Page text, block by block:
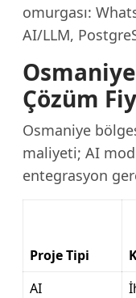
omurgası:
AI/LLM,
Çözüm
Osmaniye
maliyeti; AI
entegrasyon
Proje Tipi
AI